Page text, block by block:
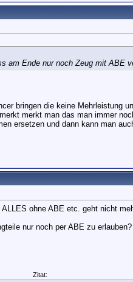
am Ende nur noch Zeug mit ABE
bringen die keine Mehrleistung
merkt man das man immer
ersetzen und dann kann man
ohne ABE etc. geht nicht
nur noch per ABE zu erlauben?
Zitat: